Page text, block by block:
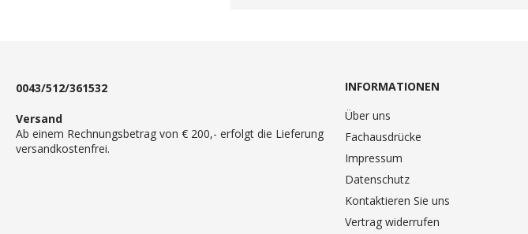
0043/512/361532
Versand
Ab einem Rechnungsbetrag von € 200,- erfolgt die Lieferung
versandkostenfrei.
INFORMATIONEN
Über uns
Fachausdrücke
Impressum
Datenschutz
Kontaktieren Sie uns
Vertrag widerrufen